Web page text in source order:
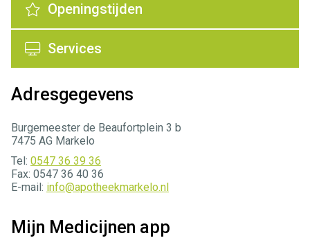
Mijn Medicijnen app
Openingstijden
Services
Adresgegevens
Burgemeester de Beaufortplein 3 b
7475 AG Markelo
Tel: 0547 36 39 36
Fax: 0547 36 40 36
E-mail: info@apotheekmarkelo.nl